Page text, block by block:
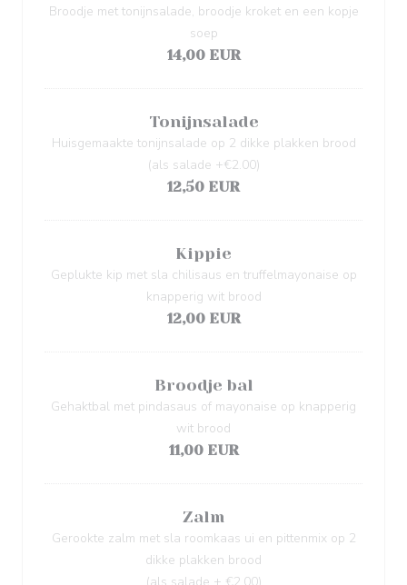
Broodje met tonijnsalade, broodje kroket en een kopje
soep
14,00 EUR
Tonijnsalade
Huisgemaakte tonijnsalade op 2 dikke plakken brood
(als salade +€2.00)
12,50 EUR
Kippie
Geplukte kip met sla chilisaus en truffelmayonaise op
knapperig wit brood
12,00 EUR
Broodje bal
Gehaktbal met pindasaus of mayonaise op knapperig
wit brood
11,00 EUR
Zalm
Gerookte zalm met sla roomkaas ui en pittenmix op 2
dikke plakken brood